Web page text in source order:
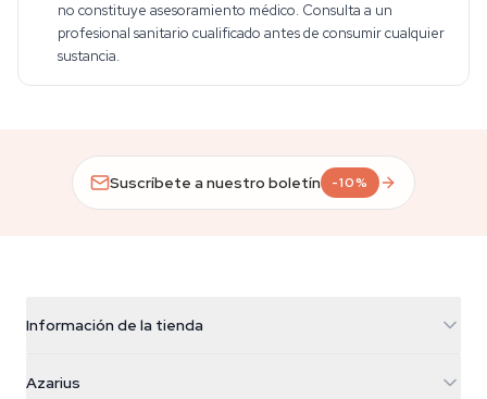
no constituye asesoramiento médico. Consulta a un
profesional sanitario cualificado antes de consumir cualquier
sustancia.
Suscríbete a nuestro boletín -10%
Información de la tienda
Galvaniweg 11
Azarius